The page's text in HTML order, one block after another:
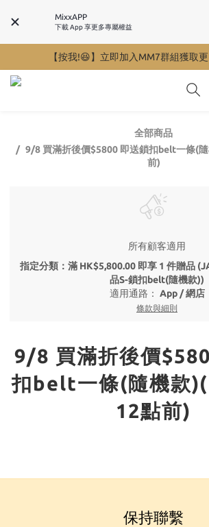
MixxAPP
下載 App 享更多專屬權益
【按我!😆】立即加入MM7群組獲取
全部商品
9/8 買滿折後價$5800 即送鎖扣belt一條(
前)
所有顧客適用
指定分類：滿 HK$5,800.00 即享 1 件贈品
品S-鎖扣belt(隨機款))
適用通路： App / 網店
條款與細則
9/8 買滿折後價
扣belt一條(隨機款
12點前)
保持聯繫